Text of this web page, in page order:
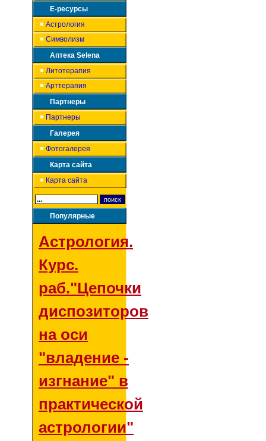
Е-ресурсы
Астрология
Символизм
Аптека Selena
Литотерапия
Арттерапия
Партнеры
Партнеры
Галерея
Фотогалерея
Карта сайта
Карта сайта
Популярные
Астрология.
Курс.
раб."Цепочки
диспозиторов
на оси
"владение -
изгнание" в
практической
астрологии"